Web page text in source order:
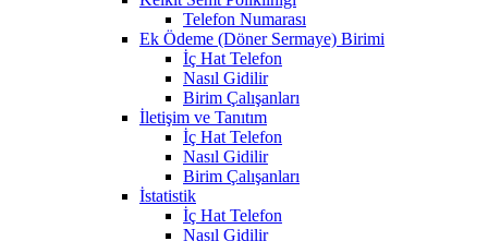
Telefon Numarası
Ek Ödeme (Döner Sermaye) Birimi
İç Hat Telefon
Nasıl Gidilir
Birim Çalışanları
İletişim ve Tanıtım
İç Hat Telefon
Nasıl Gidilir
Birim Çalışanları
İstatistik
İç Hat Telefon
Nasıl Gidilir